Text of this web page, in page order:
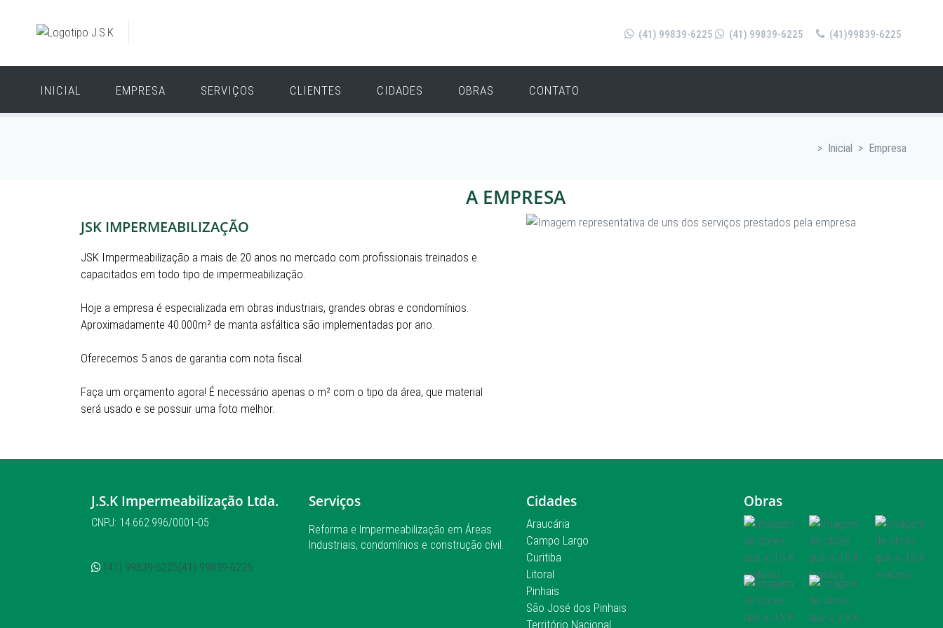
(41) 99839-6225 (41) 99839-6225 (41)99839-6225
INICIAL EMPRESA SERVIÇOS CLIENTES CIDADES OBRAS CONTATO
> Inicial > Empresa
A EMPRESA
JSK IMPERMEABILIZAÇÃO
JSK Impermeabilização a mais de 20 anos no mercado com profissionais treinados e
capacitados em todo tipo de impermeabilização.
Hoje a empresa é especializada em obras industriais, grandes obras e condomínios.
Aproximadamente 40.000m² de manta asfáltica são implementadas por ano.
Oferecemos 5 anos de garantia com nota fiscal.
Faça um orçamento agora! É necessário apenas o m² com o tipo da área, que material
será usado e se possuir uma foto melhor.
J.S.K Impermeabilização Ltda.
CNPJ: 14.662.996/0001-05
(41) 99839-6225(41) 99839-6225
Serviços
Reforma e Impermeabilização em Áreas
Industriais, condomínios e construção cívil.
Cidades
Araucária
Campo Largo
Curitiba
Litoral
Pinhais
São José dos Pinhais
Território Nacional
Obras